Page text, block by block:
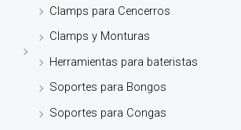
Clamps para Cencerros
Clamps y Monturas
Herramientas para bateristas
Soportes para Bongos
Soportes para Congas